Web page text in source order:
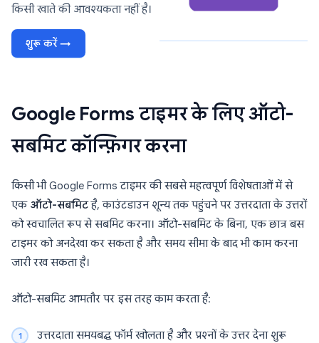
किसी खाते की आवश्यकता नहीं है।
शुरू करें →
Google Forms टाइमर के लिए ऑटो-
सबमिट कॉन्फ़िगर करना
किसी भी Google Forms टाइमर की सबसे महत्वपूर्ण विशेषताओं में से
एक ऑटो-सबमिटहै, काउंटडाउन शून्य तक पहुंचने पर उत्तरदाता के उत्तरों
को स्वचालित रूप से सबमिट करना। ऑटो-सबमिट के बिना, एक छात्र बस
टाइमर को अनदेखा कर सकता है और समय सीमा के बाद भी काम करना
जारी रख सकता है।
ऑटो-सबमिट आमतौर पर इस तरह काम करता है:
उत्तरदाता समयबद्ध फॉर्म खोलता है और प्रश्नों के उत्तर देना शुरू